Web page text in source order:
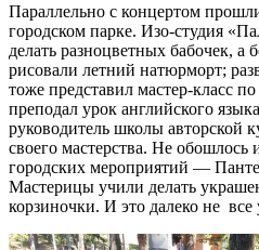
Параллельно с концертом
городском парке. Изо-студия
делать разноцветных бабочек, а
рисовали летний натюрморт;
тоже представил мастер-класс
преподал урок английского
руководитель школы авторской
своего мастерства. Не обошлось
городских мероприятий —
Мастерицы учили делать
корзиночки. И это далеко не все